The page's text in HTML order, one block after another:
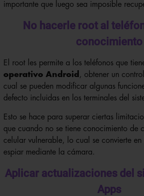
importante que luego sea imposible
No hacerle root al
conocimiento
El root les permite a los teléfonos que
operativo Android , obtener un
cual se pueden modificar algunas
defecto incluidas en los terminales del
Esto se hace para superar ciertas
que cuando no se tiene conocimiento de
celular vulnerable, lo cual se convierte
espiar mediante la cámara.
Aplicar actualizaciones del
Apps